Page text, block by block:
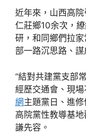
近年來，山西高
仁莊鄉10余次，
研，和同鄉們拉
部一路沉思路、謀
“結對共建黨支部
經歷交通會、現場
網主題黨日、進
高院黨性教導基
謙先容。